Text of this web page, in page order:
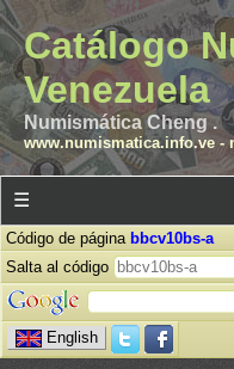
Catálogo
Venezuela
Numismática Cheng .
www.numismatica.info.ve-
☰
Código de página bbcv10bs-a
Salta al código
English